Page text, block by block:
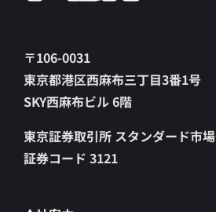
〒106-0031
東京都港区西麻布三丁目3番1号
SKY西麻布ビル 6階
東京証券取引所 スタンダード市場
証券コード 3121